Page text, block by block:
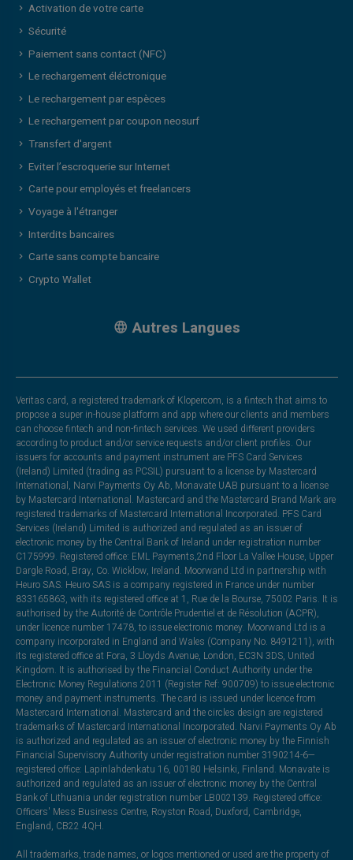
Activation de votre carte
Sécurité
Paiement sans contact (NFC)
Le rechargement éléctronique
Le rechargement par espèces
Le rechargement par coupon neosurf
Transfert d'argent
Eviter l’escroquerie sur Internet
Carte pour employés et freelancers
Voyage à l'étranger
Interdits bancaires
Carte sans compte bancaire
Crypto Wallet
Autres Langues
Veritas card, a registered trademark of Klopercom, is a fintech that aims to
propose a super in-house platform and app where our clients and members
can choose fintech and non-fintech services. We used different providers
according to product and/or service requests and/or client profiles. Our
issuers for accounts and payment instrument are PFS Card Services
(Ireland) Limited (trading as PCSIL) pursuant to a license by Mastercard
International, Narvi Payments Oy Ab, Monavate UAB pursuant to a license
by Mastercard International. Mastercard and the Mastercard Brand Mark are
registered trademarks of Mastercard International Incorporated. PFS Card
Services (Ireland) Limited is authorized and regulated as an issuer of
electronic money by the Central Bank of Ireland under registration number
C175999. Registered office: EML Payments,2nd Floor La Vallee House, Upper
Dargle Road, Bray, Co. Wicklow, Ireland. Moorwand Ltd in partnership with
Heuro SAS. Heuro SAS is a company registered in France under number
833165863, with its registered office at 1, Rue de la Bourse, 75002 Paris. It is
authorised by the Autorité de Contrôle Prudentiel et de Résolution (ACPR),
under licence number 17478, to issue electronic money. Moorwand Ltd is a
company incorporated in England and Wales (Company No. 8491211), with
its registered office at Fora, 3 Lloyds Avenue, London, EC3N 3DS, United
Kingdom. It is authorised by the Financial Conduct Authority under the
Electronic Money Regulations 2011 (Register Ref: 900709) to issue electronic
money and payment instruments. The card is issued under licence from
Mastercard International. Mastercard and the circles design are registered
trademarks of Mastercard International Incorporated. Narvi Payments Oy Ab
is authorized and regulated as an issuer of electronic money by the Finnish
Financial Supervisory Authority under registration number 3190214-6—
registered office: Lapinlahdenkatu 16, 00180 Helsinki, Finland. Monavate is
authorized and regulated as an issuer of electronic money by the Central
Bank of Lithuania under registration number LB002139. Registered office:
Officers' Mess Business Centre, Royston Road, Duxford, Cambridge,
England, CB22 4QH.
All trademarks, trade names, or logos mentioned or used are the property of